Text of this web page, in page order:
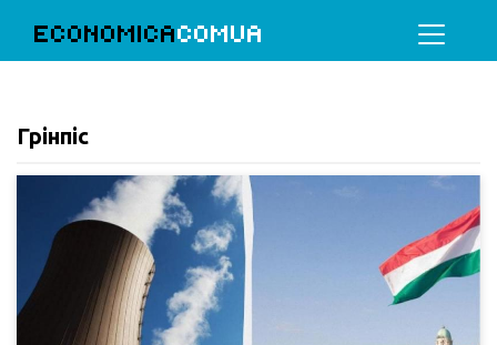
ECONOMICACOMUA
Грінпіс